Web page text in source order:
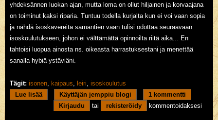
yhdeksännen luokan ajan, mutta loma on ollut hiljainen ja korvaajana
on toiminut kaksi riparia. Tuntuu todella kurjalta kun ei voi vaan sopia
ja nähdä isoskavereita samantien vaan tulisi odottaa seuraavaan
isoskoulutukseen, johon ei välttämättä opinnoilta riitä aika... En
tahtoisi luopua ainosta ns. oikeasta harrastuksestani ja menettää
sanalla hybiä ystäviäni.
Tägit: isonen kaipaus leiri isoskoulutus
Lue lisää about Yksinäisyyttä, vapauden kaipuuta
Käyttäjän jemppiu blogi
1 kommentti
Kirjaudu
tai rekisteröidy kommentoidaksesi